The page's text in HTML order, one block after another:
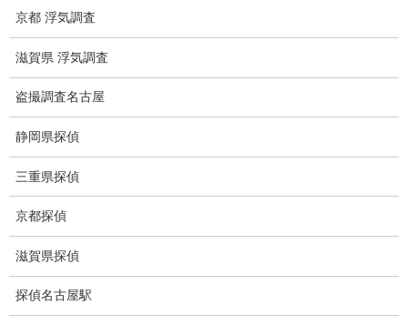
GPS発見調査
盗難車両調査
盗撮犯防止対策調査
痴漢防止対策調査
下着窃盗犯防止対策調査
猫犬の捜索
京都 浮気調査
滋賀県 浮気調査
盗撮調査名古屋
静岡県探偵
三重県探偵
京都探偵
滋賀県探偵
探偵名古屋駅